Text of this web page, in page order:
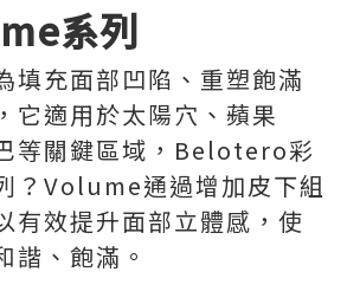
系列
填充面部凹陷、重塑飽滿
它適用於太陽穴、蘋果
等關鍵區域，Belotero彩
？Volume通過增加皮下組
有效提升面部立體感，使
諧、飽滿。